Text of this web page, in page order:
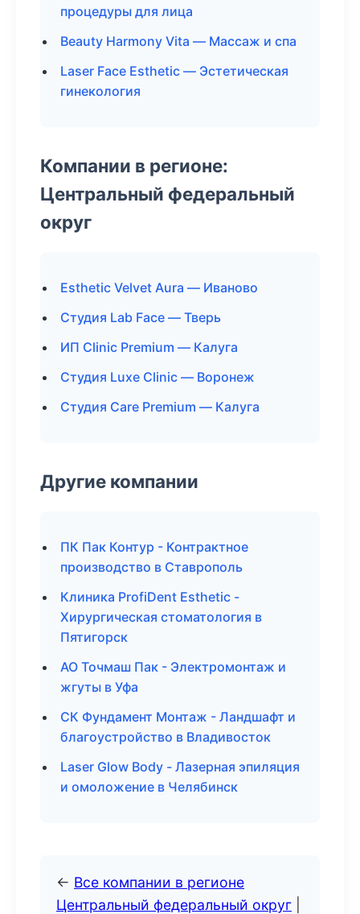
процедуры для лица
Beauty Harmony Vita — Массаж и спа
Laser Face Esthetic — Эстетическая
гинекология
Компании в регионе:
Центральный федеральный
округ
Esthetic Velvet Aura — Иваново
Студия Lab Face — Тверь
ИП Clinic Premium — Калуга
Студия Luxe Clinic — Воронеж
Студия Care Premium — Калуга
Другие компании
ПК Пак Контур - Контрактное
производство в Ставрополь
Клиника ProfiDent Esthetic -
Хирургическая стоматология в
Пятигорск
АО Точмаш Пак - Электромонтаж и
жгуты в Уфа
СК Фундамент Монтаж - Ландшафт и
благоустройство в Владивосток
Laser Glow Body - Лазерная эпиляция
и омоложение в Челябинск
← Все компании в регионе
Центральный федеральный округ